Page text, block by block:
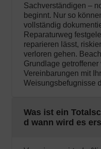
Sachverständigen –
beginnt. Nur so
vollständig
Reparaturweg
reparieren lässt,
verloren gehen.
Grundlage
Vereinbarungen mit
Weisungsbefugnisse
Was ist ein
d wann wird es